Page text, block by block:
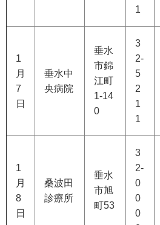
1
1
月
7
日
垂水中
央病院
垂水
市錦
江町
1-14
0
3
2-
5
2
1
1
1
月
8
日
桑波田
診療所
垂水
市旭
町53
3
2-
0
0
0